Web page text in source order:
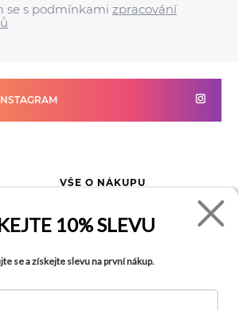
se s podmínkami zpracování
VŠE O NÁKUPU
Jak reklamovat zboží
Tabulka velikostí
10% SLEVU
se a získejte slevu na první nákup.